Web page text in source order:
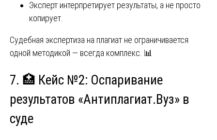
Эксперт интерпретирует результаты, а не просто
копирует.
Судебная экспертиза на плагиат не ограничивается
одной методикой — всегда комплекс. 📊
7. 🏥 Кейс №2: Оспаривание
результатов «Антиплагиат.Вуз» в
суде